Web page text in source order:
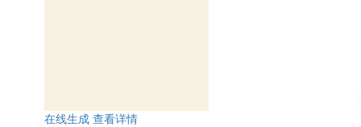
在线生成 查看详情